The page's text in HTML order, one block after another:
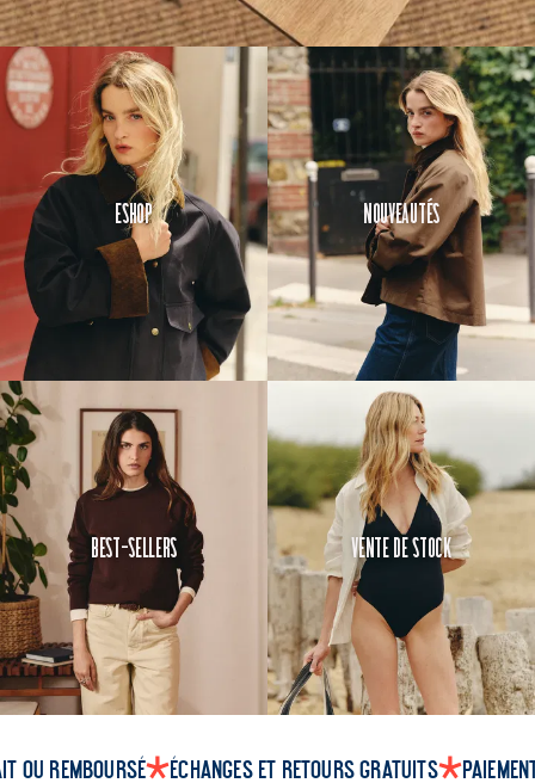
Eshop Nouveautés
Best-Sellers Vente de Stock
ou remboursé Échanges et retours gratuits